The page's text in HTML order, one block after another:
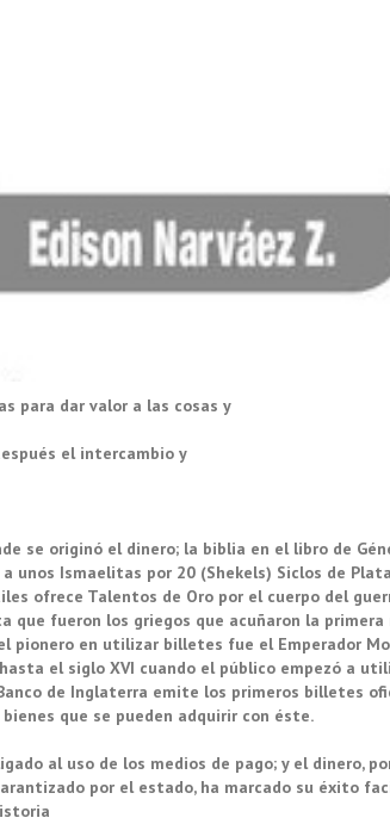
para dar valor a las cosas y
el intercambio y
se originó el dinero; la biblia en el libro de
unos Ismaelitas por 20 (Shekels) Siclos de
ofrece Talentos de Oro por el cuerpo del
que fueron los griegos que acuñaron la primera
pionero en utilizar billetes fue el Emperador
el siglo XVI cuando el público empezó a
de Inglaterra emite los primeros billetes
que se pueden adquirir con éste.
al uso de los medios de pago; y el dinero,
por el estado, ha marcado su éxito